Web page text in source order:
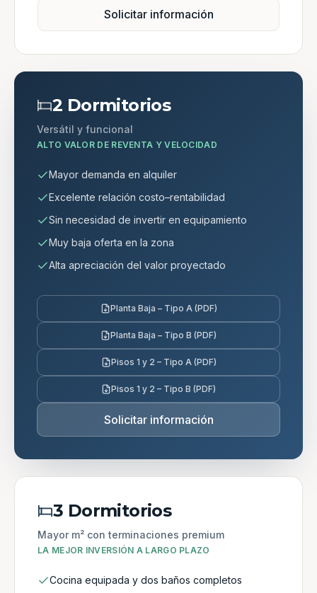
Solicitar información
2 Dormitorios
Versátil y funcional
ALTO VALOR DE REVENTA Y VELOCIDAD
Mayor demanda en alquiler
Excelente relación costo–rentabilidad
Sin necesidad de invertir en equipamiento
Muy baja oferta en la zona
Alta apreciación del valor proyectado
Planta Baja – Tipo A (PDF)
Planta Baja – Tipo B (PDF)
Pisos 1 y 2 – Tipo A (PDF)
Pisos 1 y 2 – Tipo B (PDF)
Solicitar información
3 Dormitorios
Mayor m² con terminaciones premium
LA MEJOR INVERSIÓN A LARGO PLAZO
Cocina equipada y dos baños completos